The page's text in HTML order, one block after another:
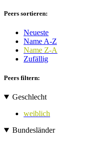
Peers sortieren:
Neueste
Name A-Z
Name Z-A
Zufällig
Peers filtern:
Geschlecht
weiblich
Bundesländer